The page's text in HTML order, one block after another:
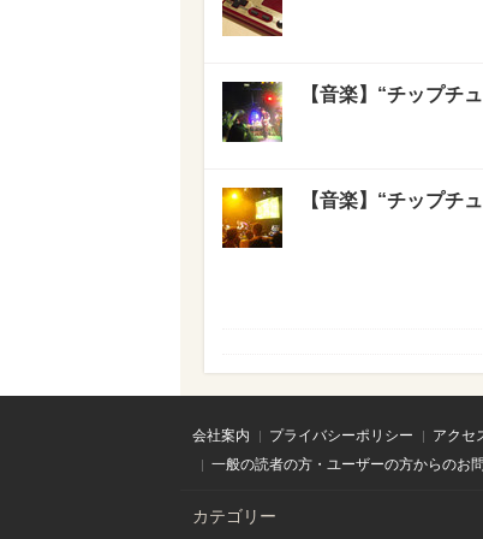
【音楽】“チップチ
【音楽】“チップチ
会社案内 プライバシーポリシー アクセ
一般の読者の方・ユーザーの方からのお
カテゴリー